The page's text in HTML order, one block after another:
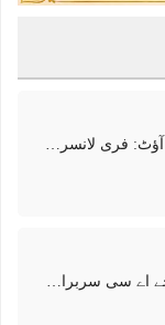
آزاد کشمیر میں انٹرنیٹ بلیک آؤٹ: فری لانسرز کا معاشی قتل، احتجاج شروع
آزاد کشمیر میں بڑی ہلچل: جے اے سی سربراہ شوکت نواز میر کی گرفتاری، دھرنا جاری